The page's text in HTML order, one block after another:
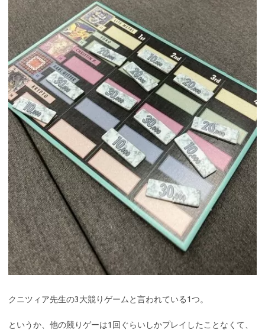
クニツィア先生の3大競りゲームと言われている1つ。
というか、他の競りゲーは1回ぐらいしかプレイしたことなくて、